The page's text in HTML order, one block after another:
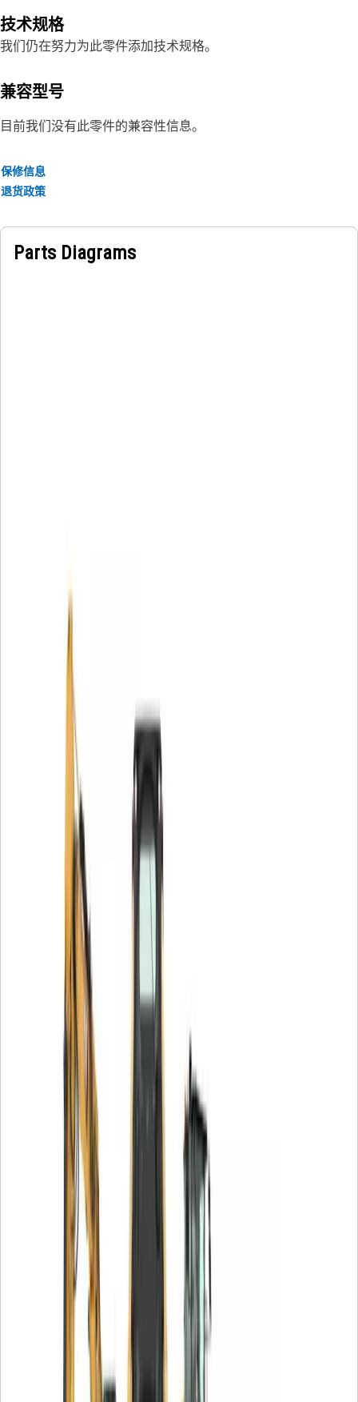
技术规格
我们仍在努力为此零件添加技术规格。
兼容型号
目前我们没有此零件的兼容性信息。
保修信息
退货政策
Parts Diagrams